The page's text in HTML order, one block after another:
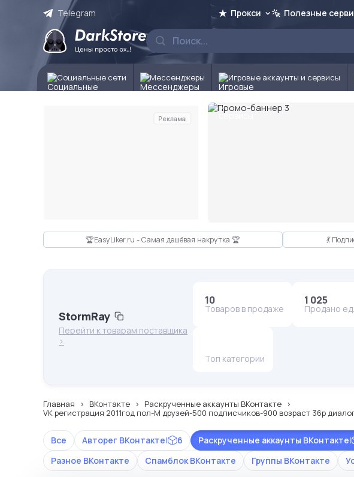
Telegram Прокси Полезные
Социальные сети Мессенджеры Игровые аккаунты и сервисы
Реклама
🏆EasyLiker.ru - Самая дешёвая накрутка 🏆 💃
StormRay
Перейти к товарам поставщика
>
10
Товаров в продаже
1 025
Продано ед.
Топ категории
Главная ВКонтакте
Раскрученные аккаунты ВКонтакте
VK регистрация 2011год пол-М друзей-500 подписчиков-900 возраст 36р
Все Авторег ВКонтакте| 6 Раскрученные аккаунты ВКонтакте|
Разное ВКонтакте
Спамблок ВКонтакте Группы ВКонтакте